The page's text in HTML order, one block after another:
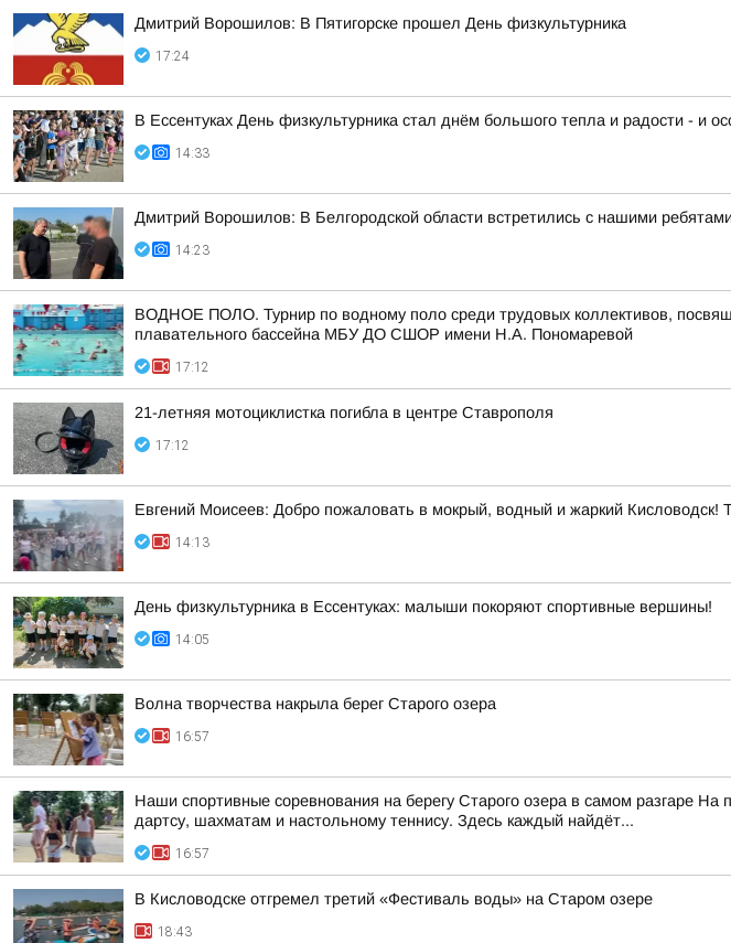
Дмитрий Ворошилов: В Пятигорске прошел День физкультурника
17:24
В Ессентуках День физкультурника стал днём большого тепла и радости - и
14:33
Дмитрий Ворошилов: В Белгородской области встретились с нашими
14:23
ВОДНОЕ ПОЛО. Турнир по водному поло среди трудовых коллективов,
плавательного бассейна МБУ ДО СШОР имени Н.А. Пономаревой
17:12
21-летняя мотоциклистка погибла в центре Ставрополя
17:12
Евгений Моисеев: Добро пожаловать в мокрый, водный и жаркий
14:13
День физкультурника в Ессентуках: малыши покоряют спортивные вершины!
14:05
Волна творчества накрыла берег Старого озера
16:57
Наши спортивные соревнования на берегу Старого озера в самом разгаре
дартсу, шахматам и настольному теннису. Здесь каждый найдёт...
16:57
В Кисловодске отгремел третий «Фестиваль воды» на Старом озере
18:43